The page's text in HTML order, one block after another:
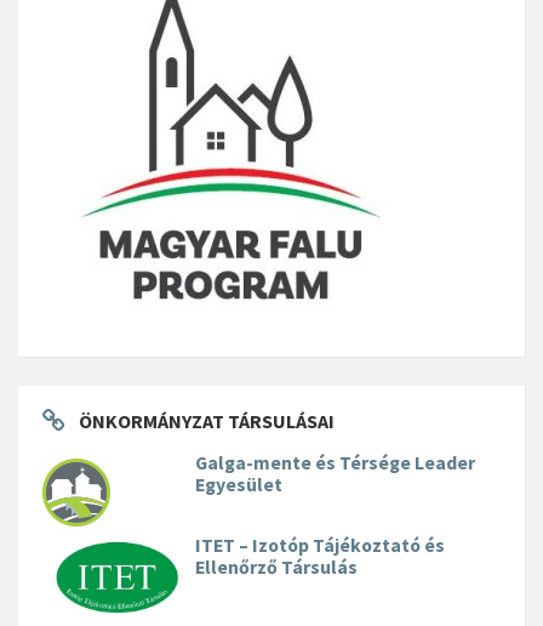
ÖNKORMÁNYZAT TÁRSULÁSAI
Galga-mente és Térsége Leader
Egyesület
ITET – Izotóp Tájékoztató és
Ellenőrző Társulás